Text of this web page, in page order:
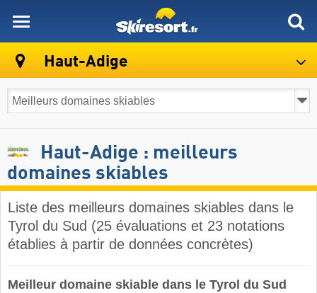
Haut-Adige
Haut-Adige : meilleurs
domaines skiables
Liste des meilleurs domaines skiables dans le
Tyrol du Sud (25 évaluations et 23 notations
établies à partir de données concrètes)
Meilleur domaine skiable dans le Tyrol du Sud